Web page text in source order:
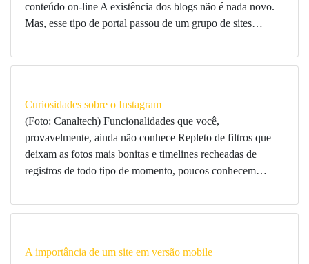
conteúdo on-line A existência dos blogs não é nada novo.
Mas, esse tipo de portal passou de um grupo de sites…
Curiosidades sobre o Instagram
(Foto: Canaltech) Funcionalidades que você,
provavelmente, ainda não conhece Repleto de filtros que
deixam as fotos mais bonitas e timelines recheadas de
registros de todo tipo de momento, poucos conhecem…
A importância de um site em versão mobile